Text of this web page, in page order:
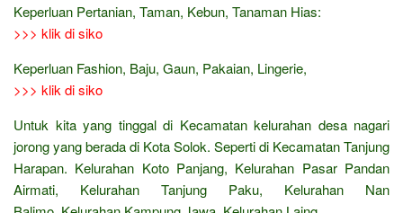
Keperluan Pertanian, Taman, Kebun, Tanaman Hias:
>>> klik di siko
Keperluan Fashion, Baju, Gaun, Pakaian, Lingerie,
>>> klik di siko
Untuk kita yang tinggal di Kecamatan kelurahan desa nagari
jorong yang berada di Kota Solok. Seperti di Kecamatan Tanjung
Harapan. Kelurahan Koto Panjang, Kelurahan Pasar Pandan
Airmati, Kelurahan Tanjung Paku, Kelurahan Nan